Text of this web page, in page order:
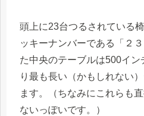
頭上に23台つるされている
ッキーナンバーである「２
た中央のテーブルは500イ
り最も長い（かもしれない
ます。（ちなみにこれらも
ないっぽいです。）